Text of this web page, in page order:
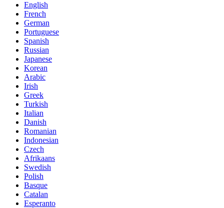
English
French
German
Portuguese
Spanish
Russian
Japanese
Korean
Arabic
Irish
Greek
Turkish
Italian
Danish
Romanian
Indonesian
Czech
Afrikaans
Swedish
Polish
Basque
Catalan
Esperanto